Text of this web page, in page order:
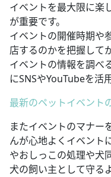
イベントを最大限に楽
が重要です。
イベントの開催時期や
店するのかを把握して
イベントの情報を調べ
にSNSやYouTubeを活
最新のペットイベント
またイベントのマナー
んが心地よくイベント
やおしっこの処理や犬
犬の飼い主として守る